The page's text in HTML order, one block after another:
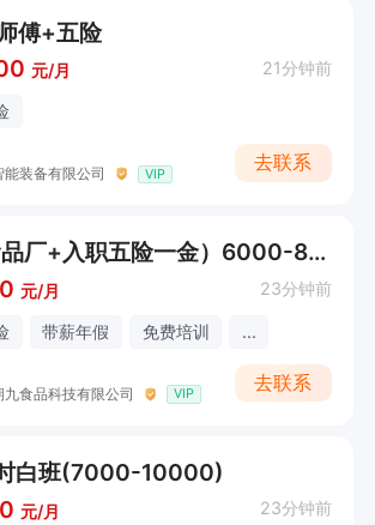
傅+五险
元/月 21分钟前
装备有限公司
VIP
去联系
机修工（ 食品厂+入职五险一金）6000-8000
元/月 23分钟前
带薪年假 免费培训 ...
食品科技有限公司
VIP
去联系
白班(7000-10000)
元/月 23分钟前